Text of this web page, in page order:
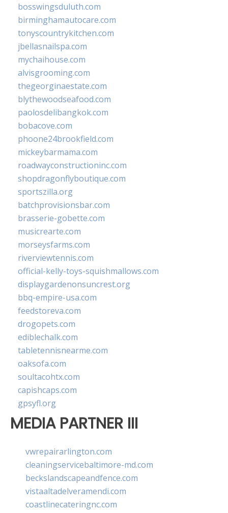
bosswingsduluth.com
birminghamautocare.com
tonyscountrykitchen.com
jbellasnailspa.com
mychaihouse.com
alvisgrooming.com
thegeorginaestate.com
blythewoodseafood.com
paolosdelibangkok.com
bobacove.com
phoone24brookfield.com
mickeybarmama.com
roadwayconstructioninc.com
shopdragonflyboutique.com
sportszilla.org
batchprovisionsbar.com
brasserie-gobette.com
musicrearte.com
morseysfarms.com
riverviewtennis.com
official-kelly-toys-squishmallows.com
displaygardenonsuncrest.org
bbq-empire-usa.com
feedstoreva.com
drogopets.com
ediblechalk.com
tabletennisnearme.com
oaksofa.com
soultacohtx.com
capishcaps.com
gpsyfl.org
MEDIA PARTNER III
vwrepairarlington.com
cleaningservicebaltimore-md.com
beckslandscapeandfence.com
vistaaltadelveramendi.com
coastlinecateringnc.com